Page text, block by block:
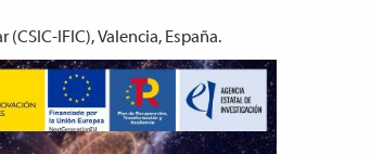
IFIC), Valencia, España.